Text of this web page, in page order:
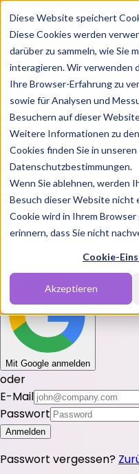
Diese Website speichert
Diese Cookies werden
darüber zu sammeln, wie Sie
interagieren. Wir verwenden
Ihre Browser-Erfahrung zu
sowie für Analysen und
Besuchern auf dieser
Weitere Informationen zu
Cookies finden Sie in unseren
Datenschutzbestimmungen.
Wenn Sie ablehnen, werden
Besuch dieser Website nicht
Cookie wird in Ihrem Browser
erinnern, dass Sie nicht
Cookie-
Akzeptieren
Features
Solutions
BlogChartsRabatt
Login
Melde dich bei
Du hast noch keinen
Mit Google anmelden
oder
E-Mail
Passwort
Anmelden
Passwort vergessen?